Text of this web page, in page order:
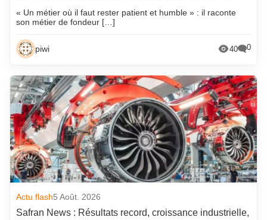
« Un métier où il faut rester patient et humble » : il raconte
son métier de fondeur […]
piwi 40 0
Actu flash5 Août. 2026
Safran News : Résultats record, croissance industrielle,